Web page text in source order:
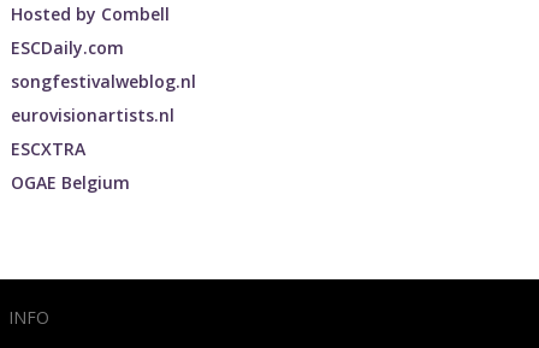
Hosted by Combell
ESCDaily.com
songfestivalweblog.nl
eurovisionartists.nl
ESCXTRA
OGAE Belgium
INFO